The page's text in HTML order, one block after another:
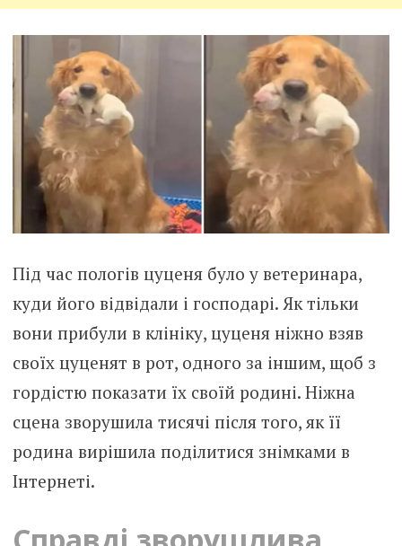
Під час пологів цуценя було у ветеринара,
куди його відвідали і господарі. Як тільки
вони прибули в клініку, цуценя ніжно взяв
своїх цуценят в рот, одного за іншим, щоб з
гордістю показати їх своїй родині. Ніжна
сцена зворушила тисячі після того, як її
родина вирішила поділитися знімками в
Інтернеті.